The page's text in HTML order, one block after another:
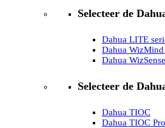
Selecteer de
Dahua LITE
Dahua WizMind
Dahua
Selecteer de
Dahua TIOC
Dahua TIOC Pro